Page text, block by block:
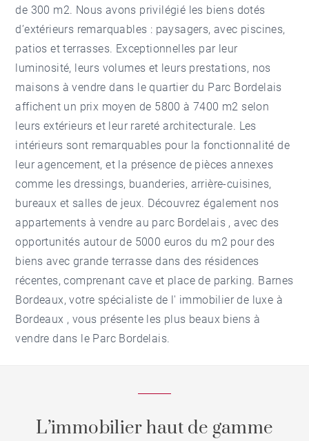
de 300 m2. Nous avons privilégié les biens dotés
d’extérieurs remarquables : paysagers, avec piscines,
patios et terrasses. Exceptionnelles par leur
luminosité, leurs volumes et leurs prestations, nos
maisons à vendre dans le quartier du Parc Bordelais
affichent un prix moyen de 5800 à 7400 m2 selon
leurs extérieurs et leur rareté architecturale. Les
intérieurs sont remarquables pour la fonctionnalité de
leur agencement, et la présence de pièces annexes
comme les dressings, buanderies, arrière-cuisines,
bureaux et salles de jeux. Découvrez également nos
appartements à vendre au parc Bordelais , avec des
opportunités autour de 5000 euros du m2 pour des
biens avec grande terrasse dans des résidences
récentes, comprenant cave et place de parking. Barnes
Bordeaux, votre spécialiste de l' immobilier de luxe à
Bordeaux , vous présente les plus beaux biens à
vendre dans le Parc Bordelais.
L’immobilier haut de gamme